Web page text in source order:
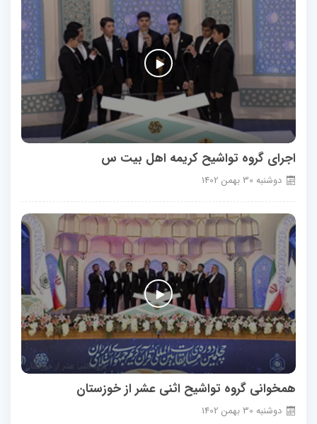
اجرای گروه تواشیح کریمه اهل بیت س
دوشنبه 30بهمن 1402
همخوانی گروه تواشیح اثنی عشر از خوزستان
دوشنبه 30بهمن 1402